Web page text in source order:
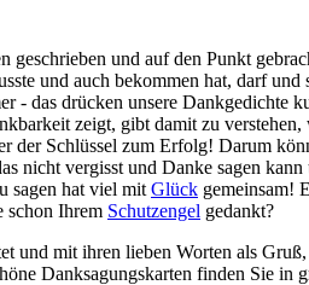
und auf den Punkt
und auch bekommen hat, darf
das drücken unsere Dankgedichte
zeigt, gibt damit zu
der Schlüssel zum Erfolg! Darum
nicht vergisst und Danke sagen
sagen hat viel mit Glück gemeinsam!
schon Ihrem Schutzengel gedankt?
und mit ihren lieben Worten als
Danksagungskarten finden Sie in